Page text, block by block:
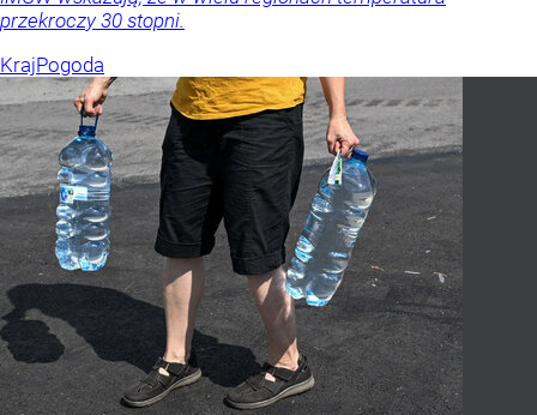
przekroczy 30 stopni.
KrajPogoda